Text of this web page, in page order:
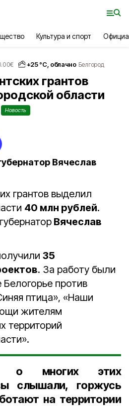
Культура и спорт
€ +25°С, облачно Белгород
грантов
области
Новость
Вячеслав
грантов выделил
40 млн рублей.
Вячеслав
35
. За работу были
против
птица», «Наши
жителям
территорий
о многих этих
слышали, горжусь
на территории